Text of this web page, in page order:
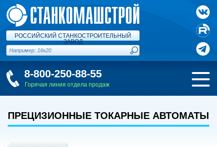
РОССИЙСКИЙ СТАНКОСТРОИТЕЛЬНЫЙ
ЗАВОД
8-800-250-88-55
Горячая линия отдела продаж
ПРЕЦИЗИОННЫЕ ТОКАРНЫЕ АВТОМАТЫ